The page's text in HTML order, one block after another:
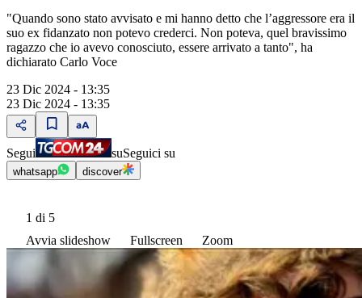
"Quando sono stato avvisato e mi hanno detto che l’aggressore era il
suo ex fidanzato non potevo crederci. Non poteva, quel bravissimo
ragazzo che io avevo conosciuto, essere arrivato a tanto", ha
dichiarato Carlo Voce
23 Dic 2024 - 13:35
23 Dic 2024 - 13:35
Segui suSeguici su
whatsapp discover
1 di 5
Avvia slideshow
Fullscreen Zoom